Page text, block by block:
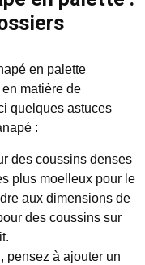
en palette
matière de
quelques astuces
:
des coussins denses
plus moelleux pour le
aux dimensions de
des coussins sur
pensez à ajouter un